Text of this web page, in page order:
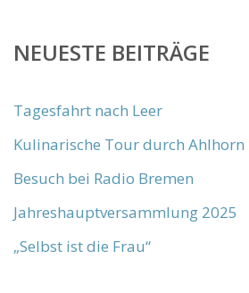
NEUESTE BEITRÄGE
Tagesfahrt nach Leer
Kulinarische Tour durch Ahlhorn
Besuch bei Radio Bremen
Jahreshauptversammlung 2025
„Selbst ist die Frau“